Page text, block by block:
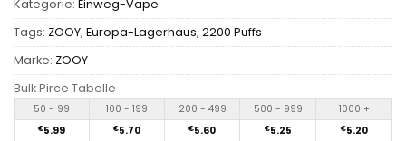
Kategorie: Einweg-Vape
Tags: ZOOY, Europa-Lagerhaus, 2200 Puffs
Marke: ZOOY
Bulk Pirce Tabelle
50 - 99 100 - 199 200 - 499 500 - 999 1000 +
€5.99 €5.70 €5.60 €5.25 €5.20